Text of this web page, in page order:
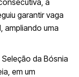
a
garantir vaga
ampliando uma
Seleção da Bósnia
em um